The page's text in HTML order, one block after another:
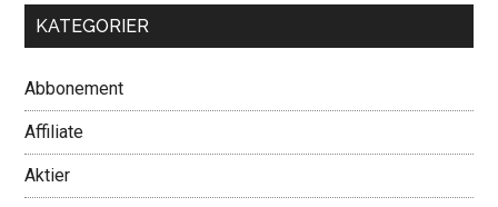
KATEGORIER
Abbonement
Affiliate
Aktier